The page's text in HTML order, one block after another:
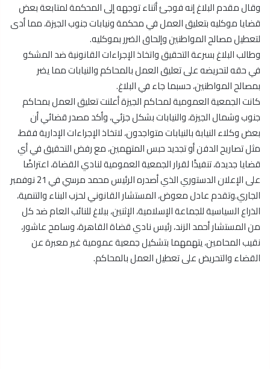
وقال مقدم البلاغ إنه فوجئ أثناء توجهه إلى المحكمة لمتابعة بعض
قضايا موكليه بتعليق العمل في محكمة ونيابات جنوب الجيزة، مما أدى
لتعطيل مصالح المواطنين وإلحاق الضرر بموكليه.
وطالب البلاغ بسرعة التحقيق واتخاذ الإجراءات القانونية ضد المشكو
في حقه لتحريضه على تعليق العمل بالمحاكم والنيابات مما يضر
بمصالح المواطنين، حسبما جاء في البلاغ.
كانت الجمعية العمومية لمحاكم الجيزة أعلنت تعليق العمل بمحاكم
جنوب وشمال الجيزة، والنيابات بشكل جزئي، وأكد مصدر قضائي أن
بعض وكلاء النيابة بالنيابات متواجدون، لاتخاذ الإجراءات الإدارية فقط،
مثل تصاريح الدفن أو تجديد حبس المتهمين، مع رفض التحقيق في أي
قضايا جديدة، تنفيذًا لقرار الجمعية العمومية لنادي القضاة، اعتراضًا
على الإعلان الدستوري الذي أصدره الرئيس محمد مرسي في 21 نوفمبر
الجاري.وتقدم عادل معوض، المستشار القانوني لحزب البناء والتنمية،
الذراع السياسية للجماعة الإسلامية، الإثنين، ببلاغ للنائب العام ضد كل
من المستشار أحمد الزند، رئيس نادي قضاة القاهرة، وسامح عاشور،
نقيب المحامين، يتهمهما بتشكيل جمعية عمومية غير معبرة عن
القضاء والتحريض على تعطيل العمل بالمحاكم.